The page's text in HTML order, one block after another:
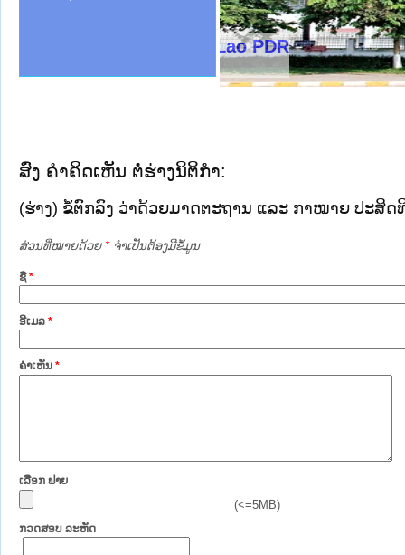
າຊົນ ພາກເໜືອ
ການ
ກາງ
ໃຕ້
ຕຳຫຼວດປະຊາຊົນ
ສັນຕິບານປະຊາຊົນ
ກເໜືອ
າຊົນ ພາກກາງ
ສົ່ງ ຄໍາຄິດເຫັນ ຕໍ່ຮ່າງນິຕິກໍາ:
(ຮ່າງ) ຂໍ້ຕົກລົງ ວ່າດ້ວຍມາດຕະຖານ ແລະ ກາໝາຍ ປະສິດ
ສ່ວນທີ່ໝາຍດ້ວຍ *ຈໍາເປັນຕ້ອງມີຂໍ້ມູນ
ຊື່*
ອີເມລ *
ຄໍາເຫັນ *
ເລືອກ ຟາຍ
(<=5MB)
ກວດສອບ ລະຫັດ